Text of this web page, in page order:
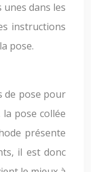
unes dans les
instructions
pose.
de pose pour
pose collée
présente
il est donc